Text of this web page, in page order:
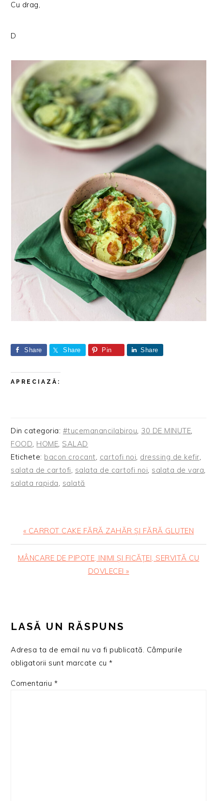
Cu drag,
D
Share Share Pin Share
APRECIAZĂ:
Din categoria: #tucemanancilabirou, 30 DE MINUTE,
FOOD, HOME, SALAD
Etichete: bacon crocant, cartofi noi, dressing de kefir,
salata de cartofi, salata de cartofi noi, salata de vara,
salata rapida, salată
Articol
anterior:
« CARROT CAKE FĂRĂ ZAHĂR ȘI FĂRĂ GLUTEN
Articolul
MÂNCARE DE PIPOTE, INIMI ȘI FICĂȚEI, SERVITĂ CU
DOVLECEI »
INTERACTIONS
LASĂ UN RĂSPUNS
Adresa ta de email nu va fi publicată. Câmpurile
obligatorii sunt marcate cu*
Comentariu *